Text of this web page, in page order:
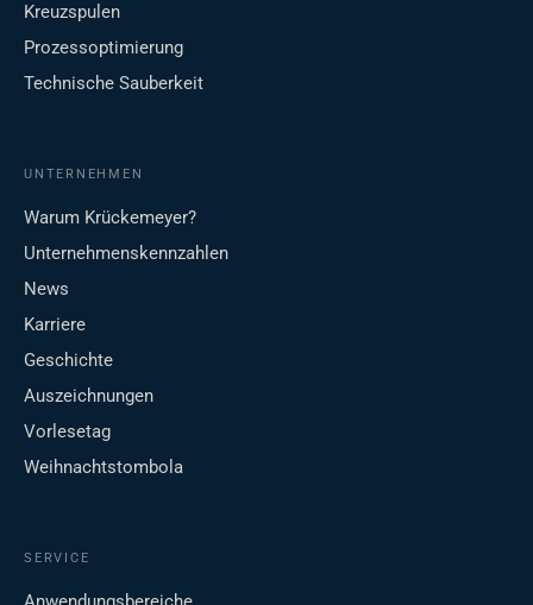
Kreuzspulen
Prozessoptimierung
Technische Sauberkeit
UNTERNEHMEN
Warum Krückemeyer?
Unternehmenskennzahlen
News
Karriere
Geschichte
Auszeichnungen
Vorlesetag
Weihnachtstombola
SERVICE